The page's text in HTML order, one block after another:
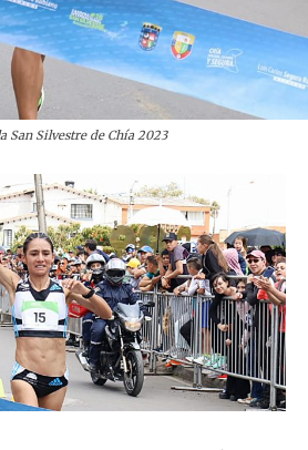
San Silvestre de Chía 2023